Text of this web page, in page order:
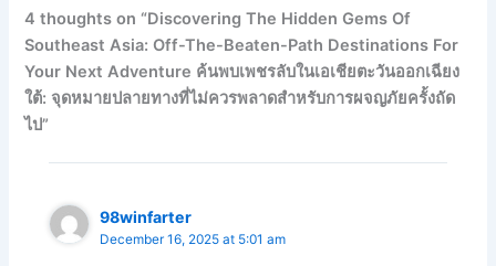
4 thoughts on “Discovering The Hidden Gems Of
Southeast Asia: Off-The-Beaten-Path Destinations For
Your Next Adventure ค้นพบเพชรลับในเอเชียตะวันออกเฉียง
ใต้: จุดหมายปลายทางที่ไม่ควรพลาดสำหรับการผจญภัยครั้งถัด
ไป”
98winfarter
December 16, 2025 at 5:01 am